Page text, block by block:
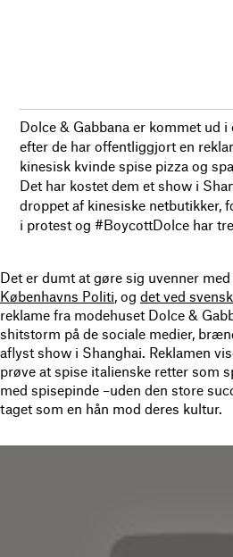
Dolce & Gabbana er kommet ud
efter de har offentliggjort en
kinesisk kvinde spise pizza og
Det har kostet dem et show i
droppet af kinesiske netbutikker,
i protest og #BoycottDolce har
Det er dumt at gøre sig uvenner med
Københavns Politi, og det ved
reklame fra modehuset Dolce &
shitstorm på de sociale medier,
aflyst show i Shanghai. Reklamen
prøve at spise italienske retter som
med spisepinde –uden den store
taget som en hån mod deres kultur.